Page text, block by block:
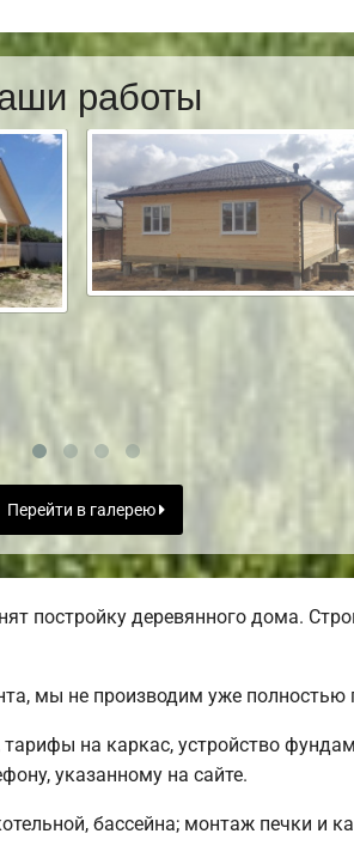
работы
Перейти в галерею
постройку деревянного дома.
мы не производим уже
на каркас, устройство
указанному на сайте.
бассейна; монтаж печки и